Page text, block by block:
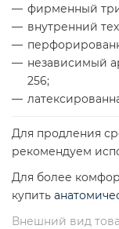
фирменный
внутренний
независимый
256;
Для продления
рекомендуем
Для более
купить
Внешний вид